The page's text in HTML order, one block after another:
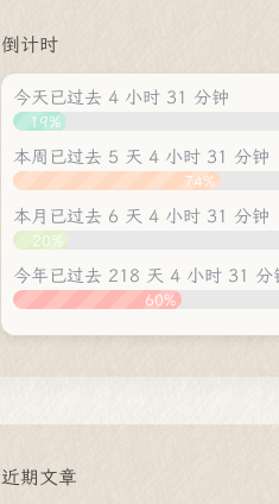
倒计时
今天已过去 4 小时 31 分钟
19%
本周已过去 5 天 4 小时 31 分钟
74%
本月已过去 6 天 4 小时 31 分钟
20%
今年已过去 218 天 4 小时 31 分
60%
近期文章